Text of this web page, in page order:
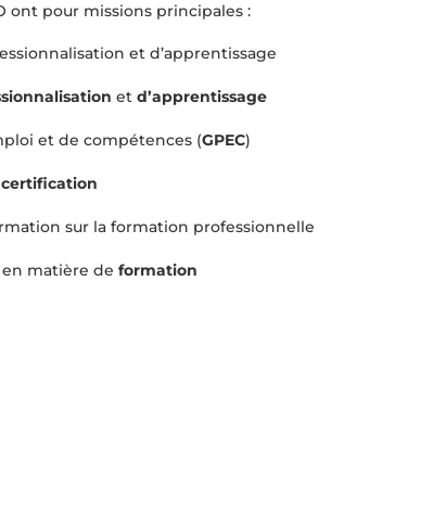
ont pour missions principales :
et d’apprentissage
etd’apprentissage
et de compétences (GPEC)
certification
sur la formation professionnelle
matière de formation